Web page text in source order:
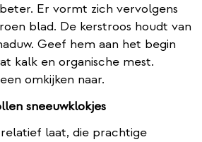
Er vormt zich vervolgens
blad. De kerstroos houdt van
Geef hem aan het begin
kalk en organische mest.
omkijken naar.
sneeuwklokjes
laat, die prachtige